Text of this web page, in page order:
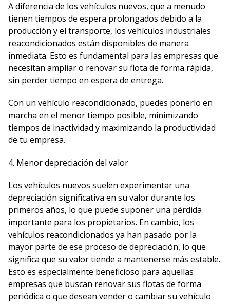
A diferencia de los vehículos nuevos, que a menudo
tienen tiempos de espera prolongados debido a la
producción y el transporte, los vehículos industriales
reacondicionados están disponibles de manera
inmediata. Esto es fundamental para las empresas que
necesitan ampliar o renovar su flota de forma rápida,
sin perder tiempo en espera de entrega.
Con un vehículo reacondicionado, puedes ponerlo en
marcha en el menor tiempo posible, minimizando
tiempos de inactividad y maximizando la productividad
de tu empresa.
4. Menor depreciación del valor
Los vehículos nuevos suelen experimentar una
depreciación significativa en su valor durante los
primeros años, lo que puede suponer una pérdida
importante para los propietarios. En cambio, los
vehículos reacondicionados ya han pasado por la
mayor parte de ese proceso de depreciación, lo que
significa que su valor tiende a mantenerse más estable.
Esto es especialmente beneficioso para aquellas
empresas que buscan renovar sus flotas de forma
periódica o que desean vender o cambiar su vehículo